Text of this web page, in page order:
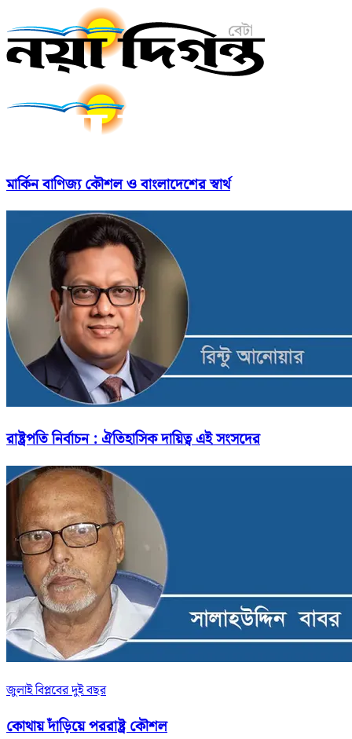
মার্কিন বাণিজ্য কৌশল ও বাংলাদেশের স্বার্থ
রাষ্ট্রপতি নির্বাচন : ঐতিহাসিক দায়িত্ব এই সংসদের
জুলাই বিপ্লবের দুই বছর
কোথায় দাঁড়িয়ে পররাষ্ট্র কৌশল